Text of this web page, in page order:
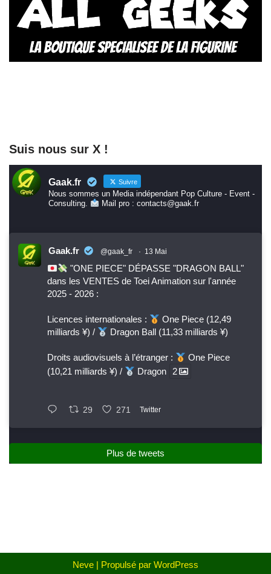
Suis nous sur X !
Gaak.fr Suivre
Nous sommes un Media indépendant Pop Culture - Event -
Consulting.
Mail pro : contacts@gaak.fr
Gaak.fr @gaak_fr · 13 Mai
"ONE PIECE" DÉPASSE "DRAGON BALL"
dans les VENTES de Toei Animation sur l'année
2025 - 2026 :
Licences internationales :
One Piece (12,49
milliards ¥) /
Dragon Ball (11,33 milliards ¥)
Droits audiovisuels à l’étranger :
One Piece
(10,21 milliards ¥) /
Dragon 2
29 271 Twitter
Plus de tweets
Neve | Propulsé par WordPress